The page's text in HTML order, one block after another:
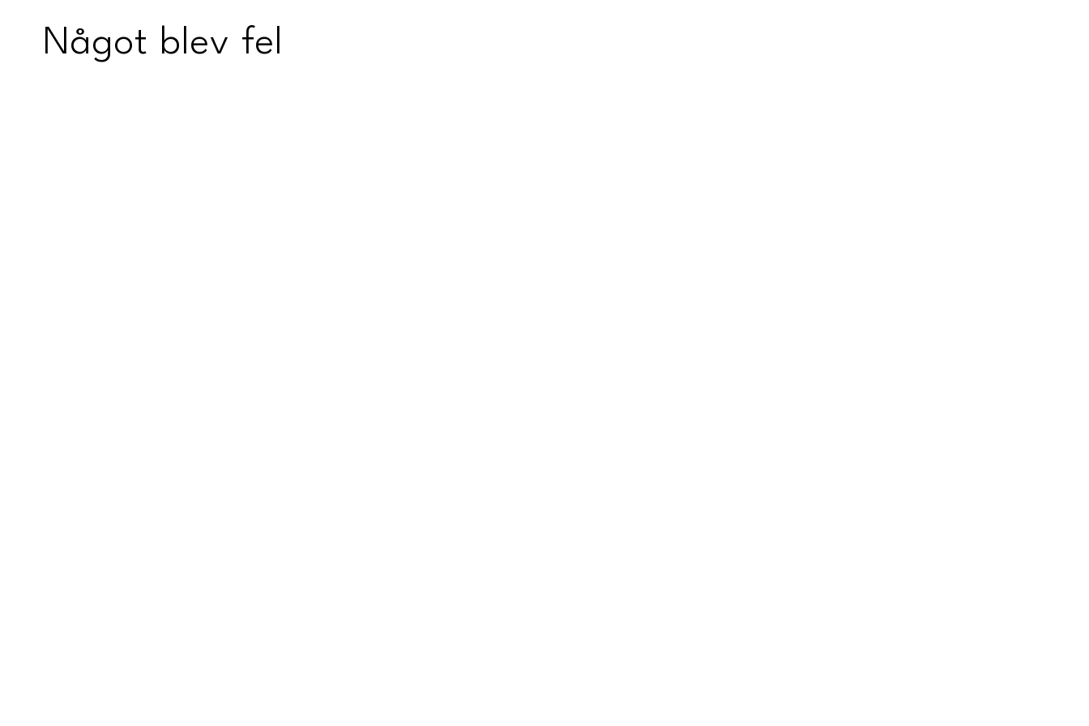
Något blev fel